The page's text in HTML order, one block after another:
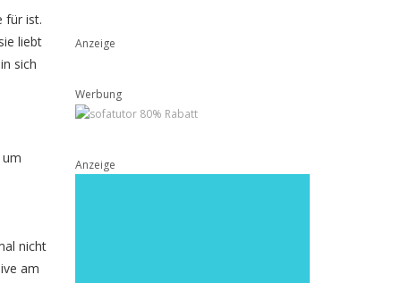
für ist.
liebt
sich
nicht
am
Anzeige
Werbung
Anzeige